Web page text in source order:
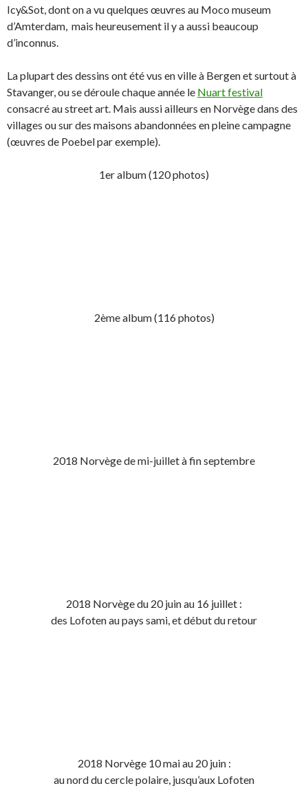
Icy&Sot, dont on a vu quelques œuvres au Moco museum
d’Amterdam, mais heureusement il y a aussi beaucoup
d’inconnus.
La plupart des dessins ont été vus en ville à Bergen et surtout à
Stavanger, ou se déroule chaque année le Nuart festival
consacré au street art. Mais aussi ailleurs en Norvège dans des
villages ou sur des maisons abandonnées en pleine campagne
(œuvres de Poebel par exemple).
1er album (120 photos)
2ème album (116 photos)
2018 Norvège de mi-juillet à fin septembre
2018 Norvège du 20 juin au 16 juillet :
des Lofoten au pays sami, et début du retour
2018 Norvège 10 mai au 20 juin :
au nord du cercle polaire, jusqu’aux Lofoten